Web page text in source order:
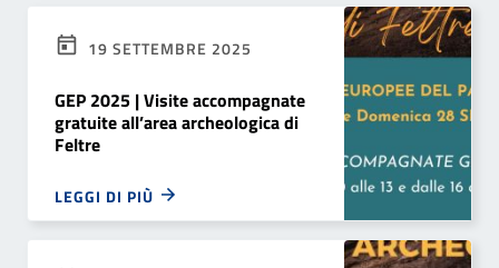
19 SETTEMBRE 2025
GEP 2025 | Visite accompagnate
gratuite all’area archeologica di
Feltre
LEGGI DI PIÙ